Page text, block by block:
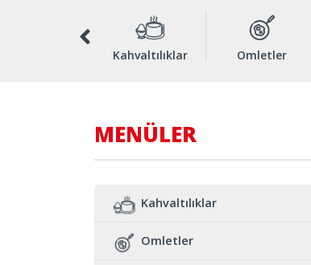
Kahvaltılıklar Omletler
MENÜLER
Kahvaltılıklar
Omletler